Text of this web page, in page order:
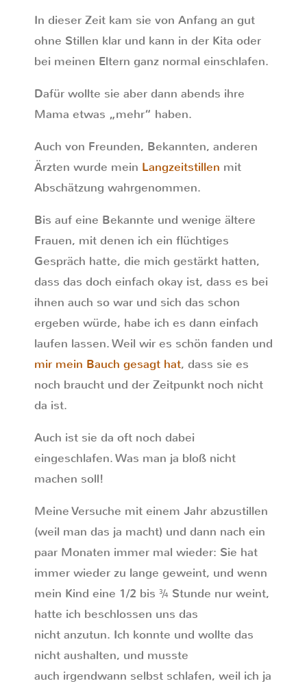
In dieser Zeit kam sie von Anfang an gut
ohne Stillen klar und kann in der Kita oder
bei meinen Eltern ganz normal einschlafen.
Dafür wollte sie aber dann abends ihre
Mama etwas „mehr“ haben.
Auch von Freunden, Bekannten, anderen
Ärzten wurde mein Langzeitstillen mit
Abschätzung wahrgenommen.
Bis auf eine Bekannte und wenige ältere
Frauen, mit denen ich ein flüchtiges
Gespräch hatte, die mich gestärkt hatten,
dass das doch einfach okay ist, dass es bei
ihnen auch so war und sich das schon
ergeben würde, habe ich es dann einfach
laufen lassen. Weil wir es schön fanden und
mir mein Bauch gesagt hat, dass sie es
noch braucht und der Zeitpunkt noch nicht
da ist.
Auch ist sie da oft noch dabei
eingeschlafen. Was man ja bloß nicht
machen soll!
Meine Versuche mit einem Jahr abzustillen
(weil man das ja macht) und dann nach ein
paar Monaten immer mal wieder: Sie hat
immer wieder zu lange geweint, und wenn
mein Kind eine 1/2 bis ¾ Stunde nur weint,
hatte ich beschlossen uns das
nicht anzutun. Ich konnte und wollte das
nicht aushalten, und musste
auch irgendwann selbst schlafen, weil ich ja